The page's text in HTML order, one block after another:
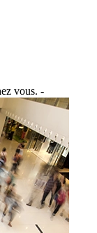
vous. -